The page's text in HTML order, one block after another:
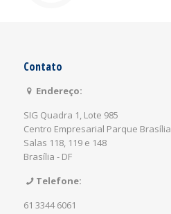
Contato
Endereço:
SIG Quadra 1, Lote 985
Centro Empresarial Parque Brasília
Salas 118, 119 e 148
Brasília - DF
Telefone:
61 3344 6061